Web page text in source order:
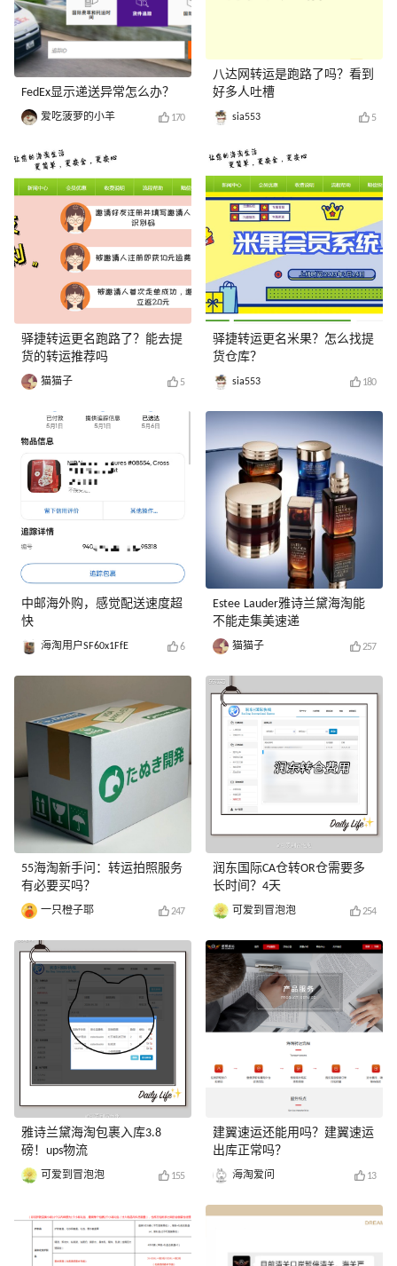
FedEx显示递送异常怎么办？
爱吃菠萝的小羊 170
驿捷转运更名跑路了？能去提
货的转运推荐吗
猫猫子 5
中邮海外购，感觉配送速度超
快
海淘用户SF60x1FfE 6
55海淘新手问：转运拍照服务
有必要买吗？
一只橙子耶 247
雅诗兰黛海淘包裹入库3.8
磅！ups物流
可爱到冒泡泡 155
八达网转运是跑路了吗？看到
好多人吐槽
sia553 5
驿捷转运更名米果？怎么找提
货仓库？
sia553 180
Estee Lauder雅诗兰黛海淘能
不能走集美速递
猫猫子 257
润东国际CA仓转OR仓需要多
长时间？4天
可爱到冒泡泡 254
建翼速运还能用吗？建翼速运
出库正常吗？
海淘爱问 13